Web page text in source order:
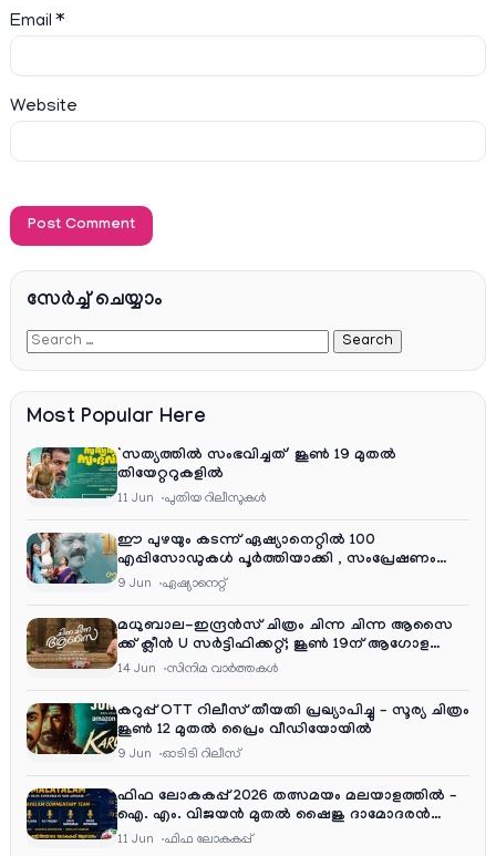
Email*
Website
സേര്‍ച്ച്‌ ചെയ്യാം
Most Popular Here
‘സത്യത്തിൽ സംഭവിച്ചത്’ ജൂൺ 19 മുതൽ
തിയേറ്ററുകളിൽ
11 Jun പുതിയ റിലീസുകള്‍
ഈ പുഴയും കടന്ന് ഏഷ്യാനെറ്റിൽ 100
എപ്പിസോഡുകൾ പൂർത്തിയാക്കി , സംപ്രേഷണം
തിങ്കൾ മുതൽ വെള്ളി വരെ രാത്രി 9:30 ന്
9 Jun ഏഷ്യാനെറ്റ്‌
മധുബാല-ഇന്ദ്രൻസ് ചിത്രം ചിന്ന ചിന്ന ആസൈ
ക്ക് ക്ലീൻ U സർട്ടിഫിക്കറ്റ്; ജൂൺ 19ന് ആഗോള
റിലീസ്
14 Jun സിനിമ വാര്‍ത്തകള്‍
കറുപ്പ് OTT റിലീസ് തീയതി പ്രഖ്യാപിച്ചു – സൂര്യ ചിത്രം
ജൂൺ 12 മുതൽ പ്രൈം വീഡിയോയിൽ
9 Jun ഓടിടി റിലീസ്
ഫിഫ ലോകകപ്പ് 2026 തത്സമയം മലയാളത്തിൽ –
ഐ. എം. വിജയൻ മുതൽ ഷൈജു ദാമോദരൻ
വരെ കമന്ററി സംഘത്തിൽ
11 Jun ഫിഫ ലോകകപ്പ്